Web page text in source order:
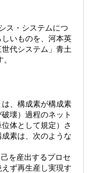
ス・システムにつ
いものを、河本英
代システム」青土
、構成素が構成素
壊）過程のネット
体として規定）さ
素は、次のような
を産出するプロセ
ず再生産し実現す